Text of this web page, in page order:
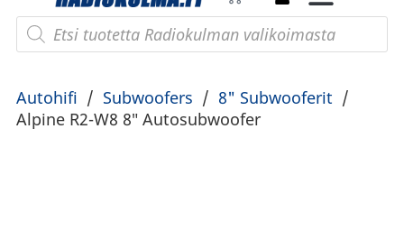
Autohifi / Subwoofers / 8" Subwooferit /
Alpine R2-W8 8″ Autosubwoofer